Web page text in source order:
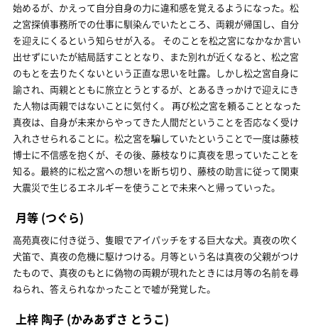
始めるが、かえって自分自身の力に違和感を覚えるようになった。松
之宮探偵事務所での仕事に馴染んでいたところ、両親が帰国し、自分
を迎えにくるという知らせが入る。 そのことを松之宮になかなか言い
出せずにいたが結局話すこととなり、また別れが近くなると、松之宮
のもとを去りたくないという正直な思いを吐露。しかし松之宮自身に
諭され、両親とともに旅立とうとするが、とあるきっかけで迎えにき
た人物は両親ではないことに気付く。 再び松之宮を頼ることとなった
真夜は、自身が未来からやってきた人間だということを否応なく受け
入れさせられることに。松之宮を騙していたということで一度は藤枝
博士に不信感を抱くが、その後、藤枝なりに真夜を思っていたことを
知る。最終的に松之宮への想いを断ち切り、藤枝の助言に従って関東
大震災で生じるエネルギーを使うことで未来へと帰っていった。
月等 (つぐら)
高苑真夜に付き従う、隻眼でアイパッチをする巨大な犬。真夜の吹く
犬笛で、真夜の危機に駆けつける。月等という名は真夜の父親がつけ
たもので、真夜のもとに偽物の両親が現れたときには月等の名前を尋
ねられ、答えられなかったことで嘘が発覚した。
上梓 陶子 (かみあずさ とうこ)